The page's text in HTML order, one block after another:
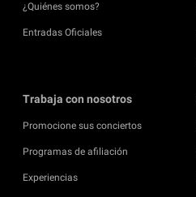
¿Quiénes somos?
Entradas Oficiales
Trabaja con nosotros
Promocione sus conciertos
Programas de afiliación
Experiencias